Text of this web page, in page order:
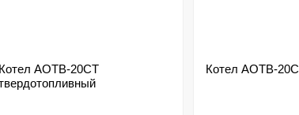
Котел АОТВ-20СТ
Котел АОТВ-20С